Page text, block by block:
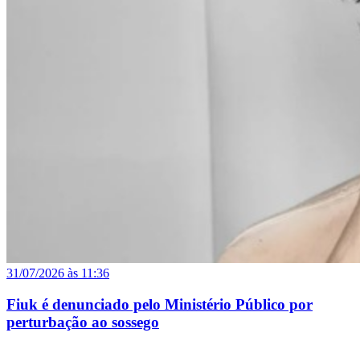
31/07/2026 às 11:36
Fiuk é denunciado pelo Ministério Público por
perturbação ao sossego